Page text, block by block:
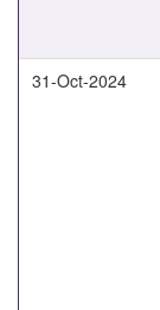
31-Oct-2024